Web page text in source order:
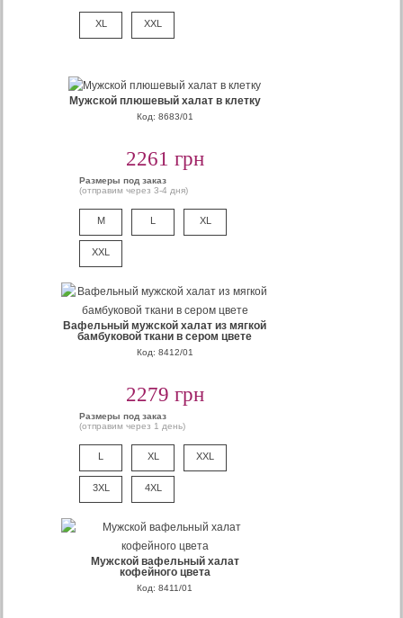
XL XXL
Мужской плюшевый халат в клетку
Код: 8683/01
2261 грн
Размеры под заказ
(отправим через 3-4 дня)
M L XL
XXL
Вафельный мужской халат из мягкой
бамбуковой ткани в сером цвете
Код: 8412/01
2279 грн
Размеры под заказ
(отправим через 1 день)
L XL XXL
3XL 4XL
Мужской вафельный халат
кофейного цвета
Код: 8411/01